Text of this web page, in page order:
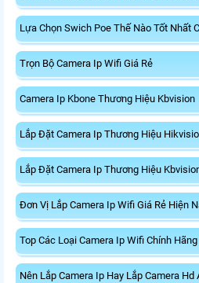
Lựa Chọn Swich Poe Thế Nào Tốt Nhất
Trọn Bộ Camera Ip Wifi Giá Rẻ
Camera Ip Kbone Thương Hiệu Kbvision
Lắp Đặt Camera Ip Thương Hiệu
Lắp Đặt Camera Ip Thương Hiệu
Đơn Vị Lắp Camera Ip Wifi Giá Rẻ Hiện
Top Các Loại Camera Ip Wifi Chính
Nên Lắp Camera Ip Hay Lắp Camera Hd